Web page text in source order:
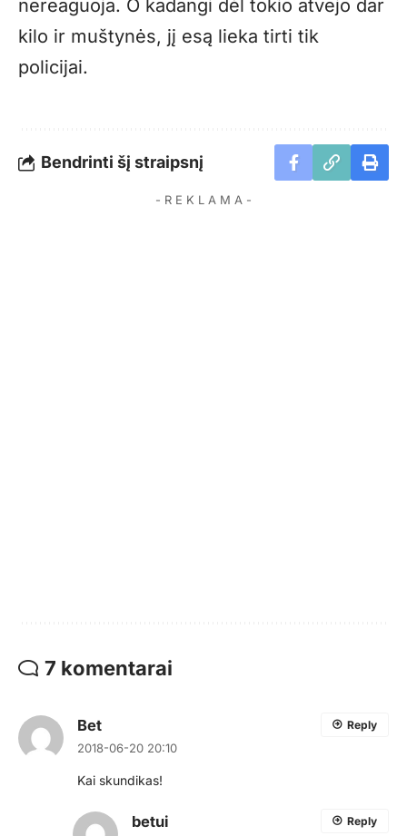
nereaguoja. O kadangi dėl tokio atvejo dar
kilo ir muštynės, jį esą lieka tirti tik
policijai.
Bendrinti šį straipsnį
- R E K L A M A -
7 komentarai
Bet
2018-06-20 20:10
Kai skundikas!
Reply
betui Reply